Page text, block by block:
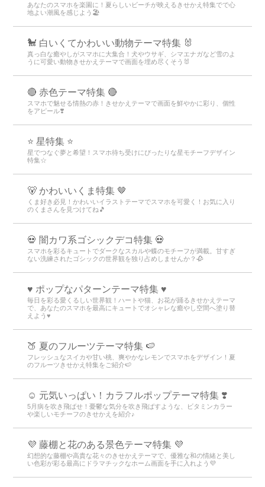
あなたのスマホを楽園に！夏らしいビーチが映えるきせかえ特集でで心
地よい潮風を感じよう🏖
🐩 白いくてかわいい動物テーマ特集 🐰
真っ白な癒やしがスマホに大集合！犬やウサギ、シマエナガなど雪のよ
うに可愛い動物きせかえテーマで画面を埋め尽くそう🐰
🔴 赤色テーマ特集 🔴
スマホで魅せる情熱の赤！きせかえテーマで画面を鮮やかに彩り、個性
をアピール❣️
⭐ 星特集 ⭐
星でつなぐ夢と希望！スマホ待ち受けにぴったりな星モチーフデザイン
特集☆
🐻 かわいいくま特集 🤎
くま好き必見！かわいいイラストテーマでスマホを可愛く！お気に入り
のくまさんを見つけてね🎵
💀 闇カワ系ゴシックデコ特集 💀
スマホを彩るキュートでダークなスカルや蝶のモチーフが満載。甘すぎ
ない洗練されたゴシックの世界観を独り占めしませんか？🥀
♥️ ポップなパターンテーマ特集 ♥️
毎日を彩る愛くるしい世界観！ハートや猫、お花が踊るきせかえテーマ
で、あなたのスマホを最高にキュートでオシャレな癒やし空間へ塗り替
えよう♥️
🍑 夏のフルーツテーマ特集 🍉
フレッシュなスイカや甘い桃、爽やかなレモンでスマホをデザイン！夏
のフルーツきせかえ特集をご紹介🍉
☺️ 元気いっぱい！カラフルポップテーマ特集 ❣️
5月病を吹き飛ばせ！憂鬱な気分を吹き飛ばすような、ビタミンカラー
や楽しいモチーフのきせかえを紹介♪
💜 藤棚と花のある景色テーマ特集 💜
幻想的な藤棚や高貴な花々のきせかえテーマで、優雅な和の情緒と美し
い色彩が彩る最高にドラマチックなホーム画面を手に入れよう💜